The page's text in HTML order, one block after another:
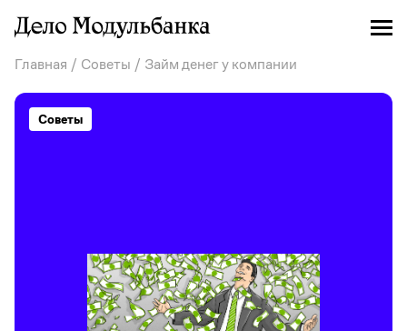
Главная / Советы / Займ денег у компании
Советы